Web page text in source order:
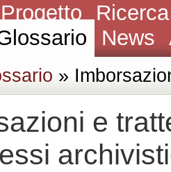
Progetto
News
»
e